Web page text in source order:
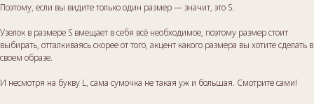
Поэтому, если вы видите только один размер — значит, это S.
Узелок в размере S вмещает в себя всё необходимое, поэтому размер стоит
выбирать, отталкиваясь скорее от того, акцент какого размера вы хотите сделать в
своем образе.
И несмотря на букву L, сама сумочка не такая уж и большая. Смотрите сами!